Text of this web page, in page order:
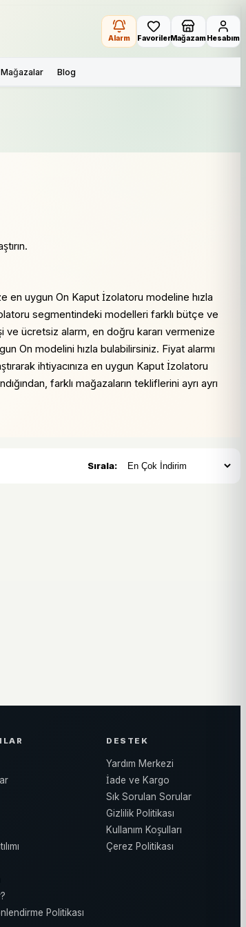
Alarm FavorilerMağazamHesabım
Mağazalar Blog
en uygun On Kaput İzolatoru modeline hızla
segmentindeki modelleri farklı bütçe ve
ve ücretsiz alarm, en doğru kararı vermenize
On modelini hızla bulabilirsiniz. Fiyat alarmı
ihtiyacınıza en uygun Kaput İzolatoru
farklı mağazaların tekliflerini ayrı ayrı
Sırala:
Politikası
DESTEK
Yardım Merkezi
İade ve Kargo
Sık Sorulan Sorular
Gizlilik Politikası
Kullanım Koşulları
Çerez Politikası